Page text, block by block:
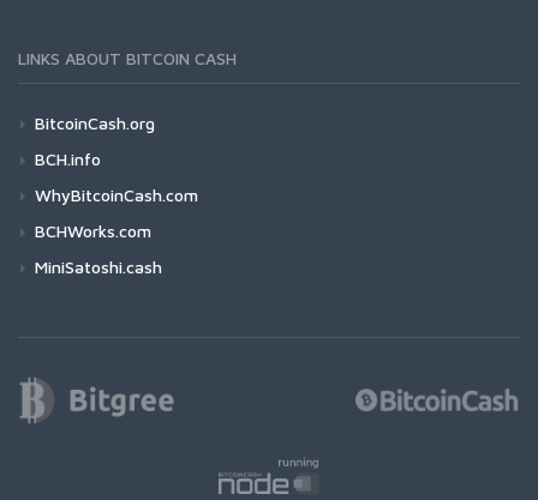
LINKS ABOUT BITCOIN CASH
BitcoinCash.org
BCH.info
WhyBitcoinCash.com
BCHWorks.com
MiniSatoshi.cash